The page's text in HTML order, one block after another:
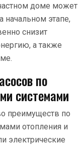
доме может
начальном этапе,
снизит
а также
по
системами
преимуществ по
отопления и
электрические